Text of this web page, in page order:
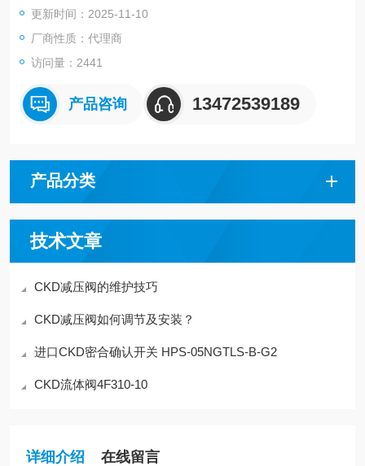
更新时间：2025-11-10
厂商性质：代理商
访问量：2441
产品咨询 13472539189
产品分类
技术文章
CKD减压阀的维护技巧
CKD减压阀如何调节及安装？
进口CKD密合确认开关 HPS-05NGTLS-B-G2
CKD流体阀4F310-10
详细介绍 在线留言